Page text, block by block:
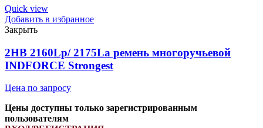
ремень
многоручьевой
INDFORCE
Strongest
quantity
Quick view
Добавить в избранное
Закрыть
2HB 2160Lp/ 2175La ремень многоручьевой
INDFORCE Strongest
Цена по запросу
Цены доступны только зарегистрированным
пользователям